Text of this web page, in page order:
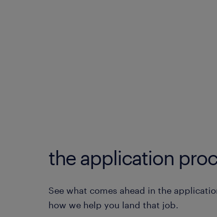
the application
See what comes ahead in the
how we help you land that job.